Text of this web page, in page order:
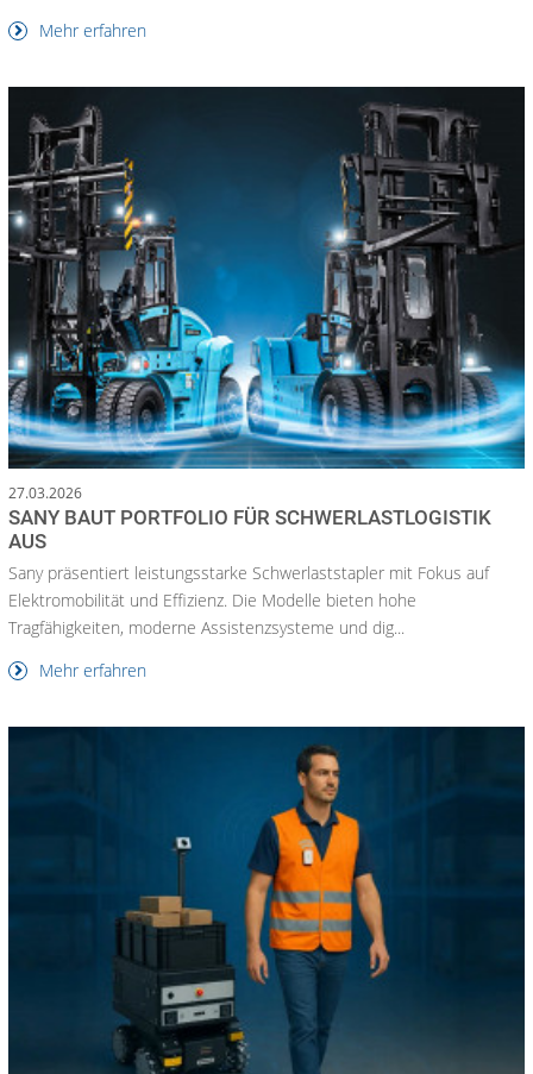
Mehr erfahren
27.03.2026
SANY BAUT PORTFOLIO FÜR SCHWERLASTLOGISTIK
AUS
Sany präsentiert leistungsstarke Schwerlaststapler mit Fokus auf
Elektromobilität und Effizienz. Die Modelle bieten hohe
Tragfähigkeiten, moderne Assistenzsysteme und dig...
Mehr erfahren